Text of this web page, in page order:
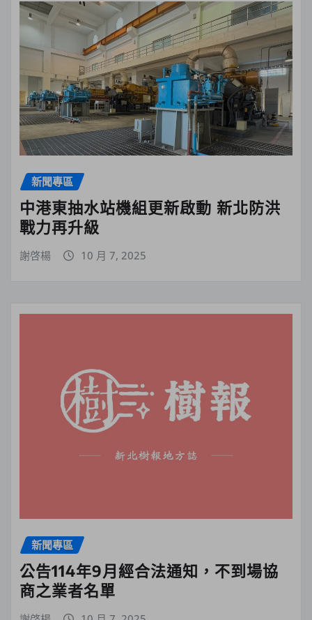
新聞專區
中港東抽水站機組更新啟動 新北防洪
戰力再升級
謝啓楊 10 月 7, 2025
新聞專區
公告114年9月經合法通知，不到場協
商之業者名單